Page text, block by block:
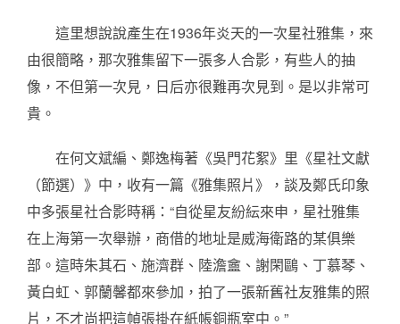
這里想說說產生在1936年炎天的一次星社雅集，來
由很簡略，那次雅集留下一張多人合影，有些人的抽
像，不但第一次見，日后亦很難再次見到。是以非常可
貴。
在何文斌編、鄭逸梅著《吳門花絮》里《星社文獻
（節選）》中，收有一篇《雅集照片》，談及鄭氏印象
中多張星社合影時稱：“自從星友紛紜來申，星社雅集
在上海第一次舉辦，商借的地址是威海衛路的某俱樂
部。這時朱其石、施濟群、陸澹盦、謝閑鷗、丁慕琴、
黃白虹、郭蘭馨都來參加，拍了一張新舊社友雅集的照
片，不才尚把這幀張掛在紙帳銅瓶室中。”